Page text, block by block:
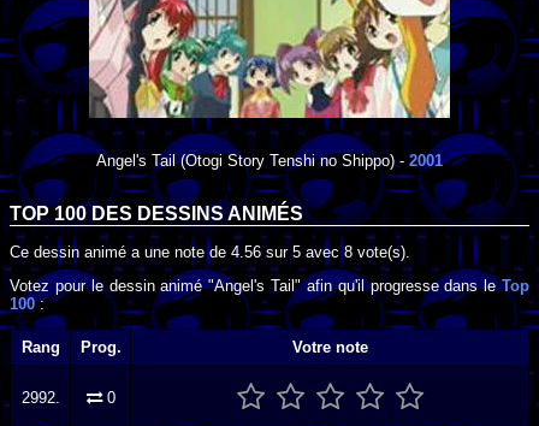
Angel's Tail(Otogi Story Tenshi no Shippo) - 2001
TOP 100 DES DESSINS ANIMÉS
Ce dessin animé a une note de 4.56 sur 5 avec8 vote(s).
Votez pour le dessin animé "Angel's Tail" afin qu'il progresse dans leTop
100:
Rang Prog. Votre note
2992. 0